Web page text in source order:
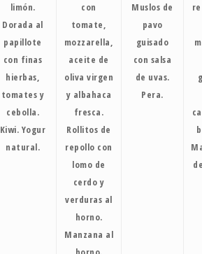
limón.
Dorada al
papillote
con finas
hierbas,
tomates y
cebolla.
Kiwi. Yogur
natural.
con
tomate,
mozzarella,
aceite de
oliva virgen
y albahaca
fresca.
Rollitos de
repollo con
lomo de
cerdo y
verduras al
horno.
Manzana al
Muslos de
pavo
guisado
con salsa
de uvas.
Pera.